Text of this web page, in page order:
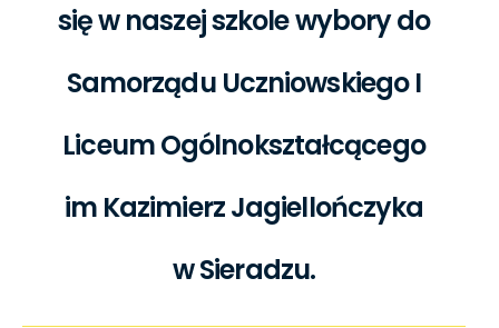
się w naszej szkole wybory do
Samorządu Uczniowskiego I
Liceum Ogólnokształcącego
im Kazimierz Jagiellończyka
w Sieradzu.